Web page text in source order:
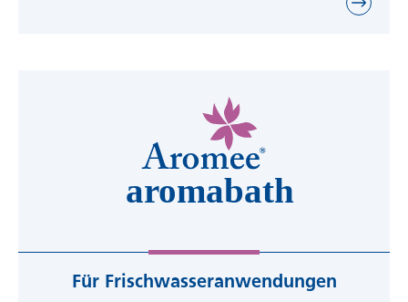
Für Frischwasseranwendungen